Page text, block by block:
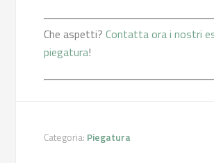
Che aspetti?Contatta ora i nostri
piegatura!
Categoria: Piegatura